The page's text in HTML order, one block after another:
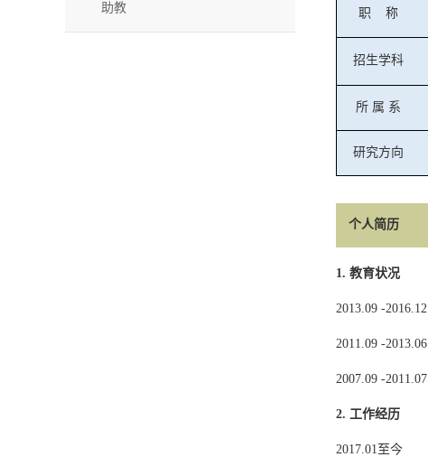
助教 职 称
招生学科
所 属 系
研究方向
个人简历
1. 教育状况
2013.09 -2016.12
2011.09 -2013.06
2007.09 -2011.07
2. 工作经历
2017.01至今